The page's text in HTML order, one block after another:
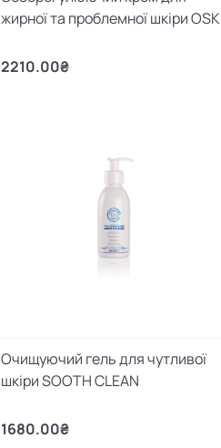
жирної та проблемної шкіри OSK
2210.00₴
Очищуючий гель для чутливої
шкіри SOOTH CLEAN
1680.00₴